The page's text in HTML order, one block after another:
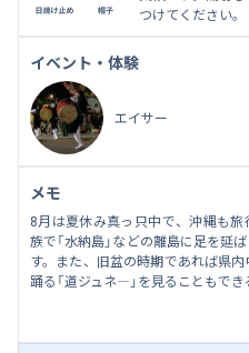
つけてください。
イベント・体験
エイサー
メモ
8月は夏休み真っ只中で、沖縄も
族で「水納島」などの離島に足を延
す。また、旧盆の時期であれば県
踊る「道ジュネ―」を見ることもでき